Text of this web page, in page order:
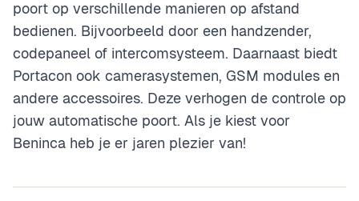
poort op verschillende manieren op afstand
bedienen. Bijvoorbeeld door een handzender,
codepaneel of intercomsysteem. Daarnaast biedt
Portacon ook camerasystemen, GSM modules en
andere accessoires. Deze verhogen de controle op
jouw automatische poort. Als je kiest voor
Beninca heb je er jaren plezier van!